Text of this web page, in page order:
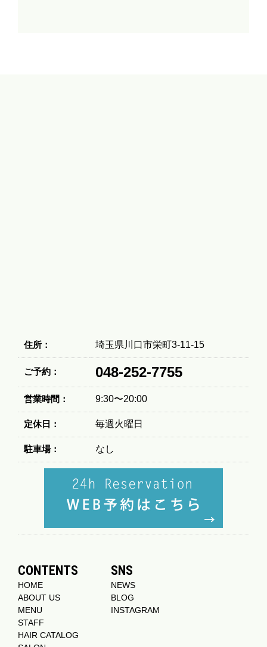
住所： 埼玉県川口市栄町3-11-15
ご予約： 048-252-7755
営業時間： 9:30〜20:00
定休日： 毎週火曜日
駐車場： なし
CONTENTS
HOME
ABOUT US
MENU
STAFF
HAIR CATALOG
SNS
NEWS
BLOG
INSTAGRAM